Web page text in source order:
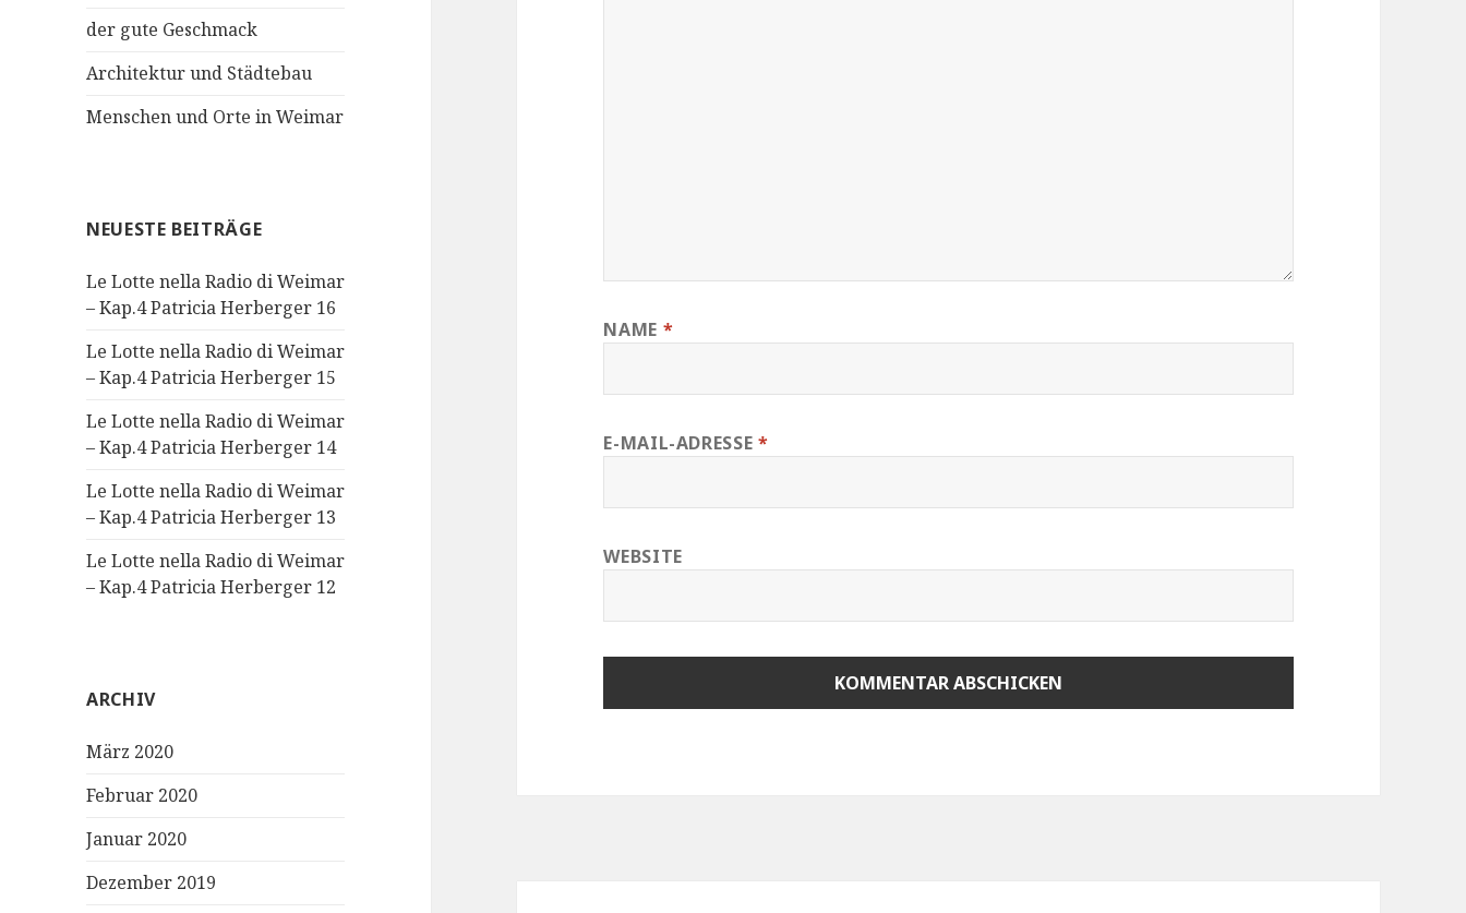
der gute Geschmack
Architektur und Städtebau
Menschen und Orte in Weimar
NEUESTE BEITRÄGE
Le Lotte nella Radio di Weimar
– Kap.4 Patricia Herberger 16
Le Lotte nella Radio di Weimar
– Kap.4 Patricia Herberger 15
Le Lotte nella Radio di Weimar
– Kap.4 Patricia Herberger 14
Le Lotte nella Radio di Weimar
– Kap.4 Patricia Herberger 13
Le Lotte nella Radio di Weimar
– Kap.4 Patricia Herberger 12
ARCHIV
März 2020
Februar 2020
Januar 2020
Dezember 2019
NAME *
E-MAIL-ADRESSE *
WEBSITE